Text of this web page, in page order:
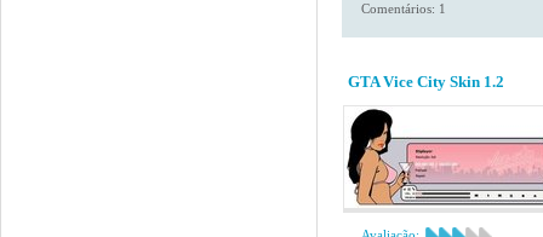
Comentários: 1
GTA Vice City Skin 1.2